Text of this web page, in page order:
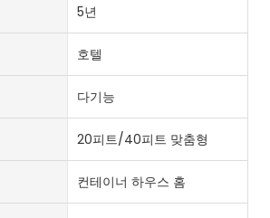
5년
호텔
다기능
20피트/40피트 맞춤형
컨테이너 하우스 홈